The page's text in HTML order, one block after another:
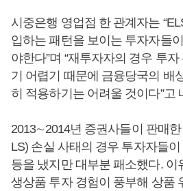
시중은행 영업점 한 관계자는
입하는 패턴을 보이는 투자자들
야한다”며 “재투자자의 경우 투
기 어렵기 때문에 금융당국의 배
히 적용하기는 어려울 것이다”고
2013∼2014년 증권사들이 판매
LS) 손실 사태의 경우 투자자들
등을 냈지만 대부분 패소했다. 이
생상품 투자 경험이 풍부해 상품